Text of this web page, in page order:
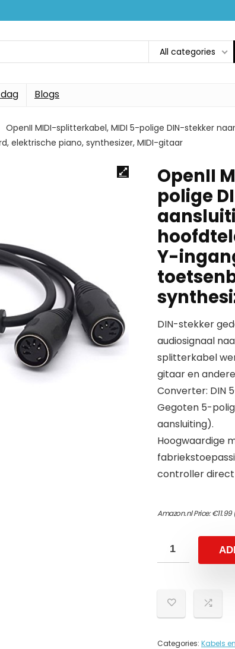
All categories
Blogs
OpenII MIDI-splitterkabel, MIDI 5-polige DIN-stekker
elektrische piano, synthesizer, MIDI-gitaar
OpenII
polige
Y-
DIN-stekker
audiosignaal
splitterkabel
gitaar en
Converter: DIN
Gegoten 5-
aansluiting).
Hoogwaardige
controller
Amazon.nl Price:€11.99
Categories: Kabels